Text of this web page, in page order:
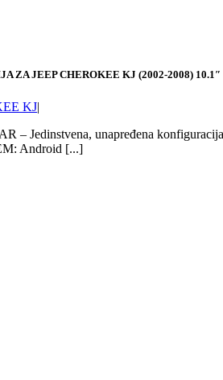
ZA JEEP CHEROKEE KJ (2002-2008) 10.1″
KJ|
– Jedinstvena, unapređena
Android [...]